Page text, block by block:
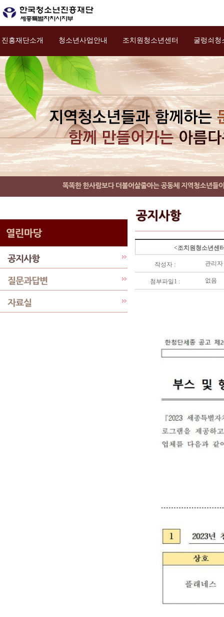
진흥재단소개 청소년사업안내 조치원청소년센터 굴렁쇠청
<조치원청소년센
작성자 : 관리자
첨부파일1 : 없음